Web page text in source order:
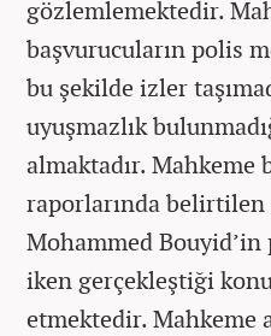
gözlemlemektedir.
başvurucuların polis
bu şekilde izler
uyuşmazlık
almaktadır. Mahkeme
raporlarında belirtilen
Mohammed
iken gerçekleştiği
etmektedir. Mahkeme